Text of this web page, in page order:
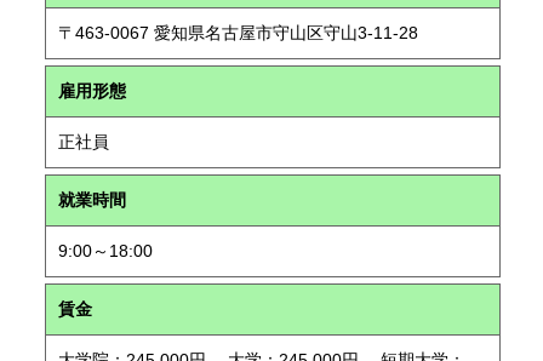
〒463-0067 愛知県名古屋市守山区守山3-11-28
雇用形態
正社員
就業時間
9:00～18:00
賃金